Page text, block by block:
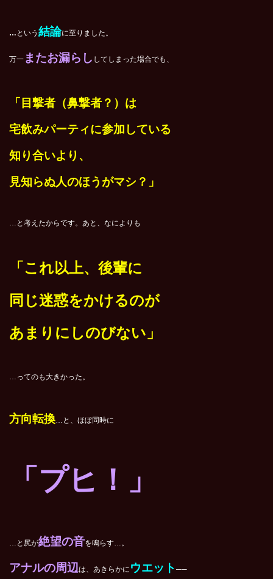
… という 結論に至りました。
万一 またお漏らし してしまった場合でも、
「目撃者（鼻撃者？）は
宅飲みパーティに参加している
知り合いより、
見知らぬ人のほうがマシ？」
…と考えたからです。あと、なによりも
「これ以上、後輩に
同じ迷惑をかけるのが
あまりにしのびない」
…ってのも大きかった。
方向転換…と、ほぼ同時に
「プヒ！」
…と尻が絶望の音を鳴らす…。
アナルの周辺は、あきらかに ウエット ──